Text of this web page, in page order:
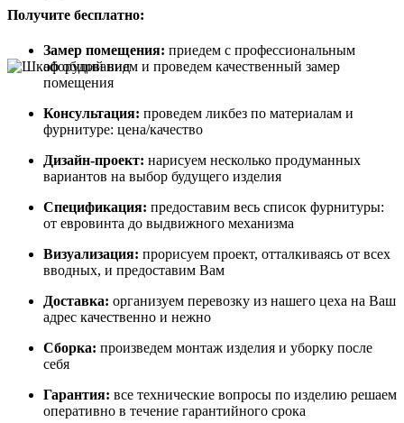
Получите бесплатно:
Замер помещения: приедем с профессиональным
оборудованием и проведем качественный замер
помещения
Консультация: проведем ликбез по материалам и
фурнитуре: цена/качество
Дизайн-проект: нарисуем несколько продуманных
вариантов на выбор будущего изделия
Спецификация: предоставим весь список фурнитуры:
от евровинта до выдвижного механизма
Визуализация: прорисуем проект, отталкиваясь от всех
вводных, и предоставим Вам
Доставка: организуем перевозку из нашего цеха на Ваш
адрес качественно и нежно
Сборка: произведем монтаж изделия и уборку после
себя
Гарантия: все технические вопросы по изделию решаем
оперативно в течение гарантийного срока